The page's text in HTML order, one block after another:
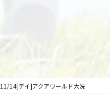
11/14[デイ]アクアワールド大洗